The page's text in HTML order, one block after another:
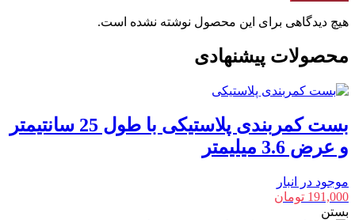
هیچ دیدگاهی برای این محصول نوشته نشده است.
محصولات پیشنهادی
بست کمربندی پلاستیکی با طول 25 سانتیمتر
و عرض 3.6 میلیمتر
موجود در انبار
191,000 تومان
بستن